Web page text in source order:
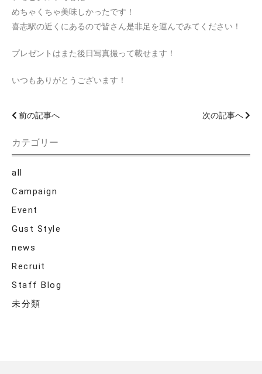
めちゃくちゃ美味しかったです！
喜志駅の近くにあるので皆さん是非足を運んでみてください！
プレゼントはまた後日写真撮って載せます！
いつもありがとうございます！
前の記事へ 次の記事へ
カテゴリー
all
Campaign
Event
Gust Style
news
Recruit
Staff Blog
未分類